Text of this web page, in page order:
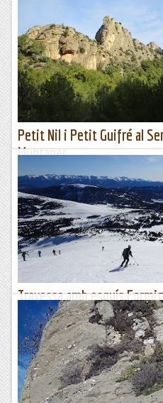
Petit Nil i Petit Guifré al
Muntaner.
Diumenge d'escalada plaent i sense
Montserrat ja que una de les
recuperació (molts ànims) i jo amb
(que encara...
Romàntic Guerrer
Travessa amb esquís
Peric - Pam
Distància: 20 km.Desnivell: 1200
S2-S3).Durada total: 7 h.Punt de
Formiguera.Dia de l'excursió: 29/12/
Passamuntanyes